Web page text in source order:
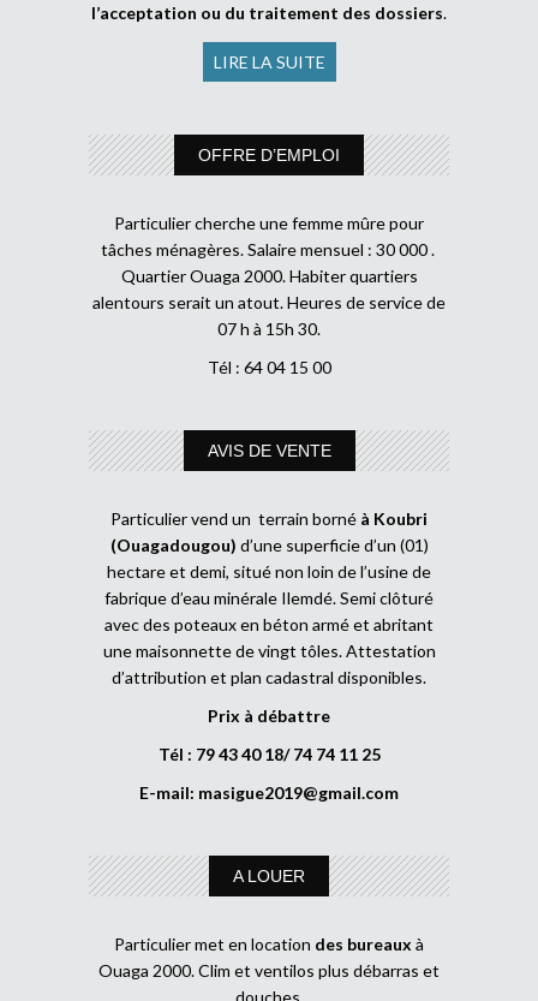
l’acceptation ou du traitement des dossiers.
LIRE LA SUITE
OFFRE D’EMPLOI
Particulier cherche une femme mûre pour
tâches ménagères. Salaire mensuel : 30 000 .
Quartier Ouaga 2000. Habiter quartiers
alentours serait un atout. Heures de service de
07 h à 15h 30.
Tél : 64 04 15 00
AVIS DE VENTE
Particulier vend un terrain borné à Koubri
(Ouagadougou) d’une superficie d’un (01)
hectare et demi, situé non loin de l’usine de
fabrique d’eau minérale Ilemdé. Semi clôturé
avec des poteaux en béton armé et abritant
une maisonnette de vingt tôles. Attestation
d’attribution et plan cadastral disponibles.
Prix à débattre
Tél : 79 43 40 18/ 74 74 11 25
E-mail: masigue2019@gmail.com
A LOUER
Particulier met en location des bureaux à
Ouaga 2000. Clim et ventilos plus débarras et
douches.